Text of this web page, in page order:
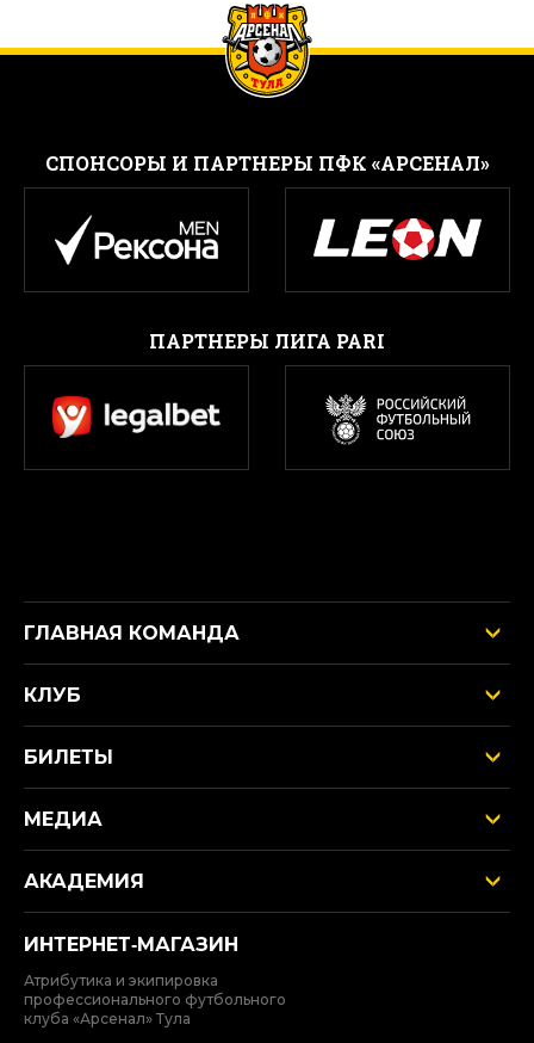
CПОНСОРЫ И ПАРТНЕРЫ ПФК «АРСЕНАЛ»
ПАРТНЕРЫ ЛИГА PARI
ГЛАВНАЯ КОМАНДА
КЛУБ
БИЛЕТЫ
МЕДИА
АКАДЕМИЯ
ИНТЕРНЕТ‑МАГАЗИН
Атрибутика и экипировка
профессионального футбольного
клуба «Арсенал» Тула